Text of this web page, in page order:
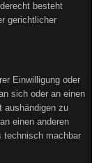
besteht
gerichtlicher
Einwilligung oder
sich oder an einen
aushändigen zu
einen anderen
technisch machbar